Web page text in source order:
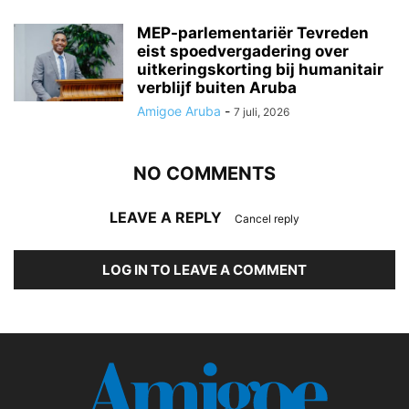
MEP-parlementariër Tevreden
eist spoedvergadering over
uitkeringskorting bij humanitair
verblijf buiten Aruba
Amigoe Aruba - 7 juli, 2026
NO COMMENTS
LEAVE A REPLY Cancel reply
LOG IN TO LEAVE A COMMENT